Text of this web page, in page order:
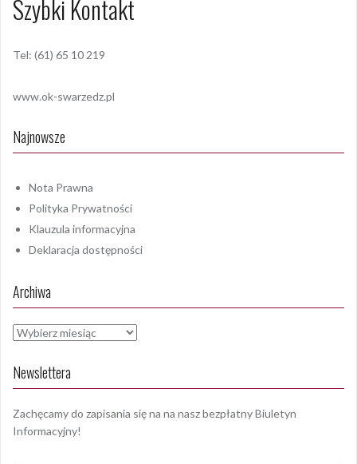
Szybki Kontakt
Tel: (61) 65 10 219
www.ok-swarzedz.pl
Najnowsze
Nota Prawna
Polityka Prywatności
Klauzula informacyjna
Deklaracja dostępności
Archiwa
Archiwa
Newslettera
Zachęcamy do zapisania się na na nasz bezpłatny Biuletyn
Informacyjny!